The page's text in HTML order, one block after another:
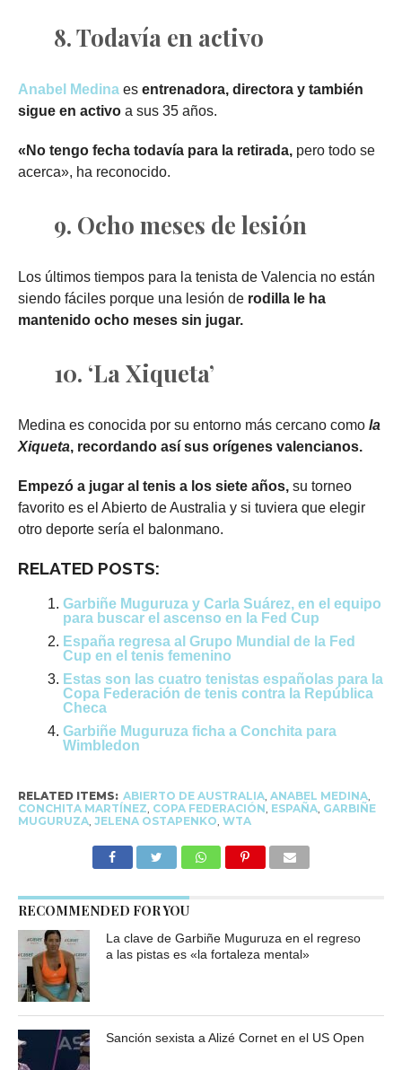
8. Todavía en activo
Anabel Medinaes entrenadora, directora y también
sigue en activoa sus 35 años.
«No tengo fecha todavía para la retirada,pero todo se
acerca», ha reconocido.
9. Ocho meses de lesión
Los últimos tiempos para la tenista de Valencia no están
siendo fáciles porque una lesión de rodilla le ha
mantenido ocho meses sin jugar.
10. ‘La Xiqueta’
Medina es conocida por su entorno más cercano como la
Xiqueta, recordando así sus orígenes valencianos.
Empezó a jugar al tenis a los siete años,su torneo
favorito es el Abierto de Australia y si tuviera que elegir
otro deporte sería el balonmano.
RELATED POSTS:
Garbiñe Muguruza y Carla Suárez, en el equipo
para buscar el ascenso en la Fed Cup
España regresa al Grupo Mundial de la Fed
Cup en el tenis femenino
Estas son las cuatro tenistas españolas para la
Copa Federación de tenis contra la República
Checa
Garbiñe Muguruza ficha a Conchita para
Wimbledon
RELATED ITEMS: ABIERTO DE AUSTRALIA, ANABEL MEDINA,
CONCHITA MARTÍNEZ COPA FEDERACIÓN ESPAÑA, GARBIÑE
MUGURUZA, JELENA OSTAPENKO WTA
RECOMMENDED FOR YOU
La clave de Garbiñe Muguruza en el regreso
a las pistas es «la fortaleza mental»
Sanción sexista a Alizé Cornet en el US Open